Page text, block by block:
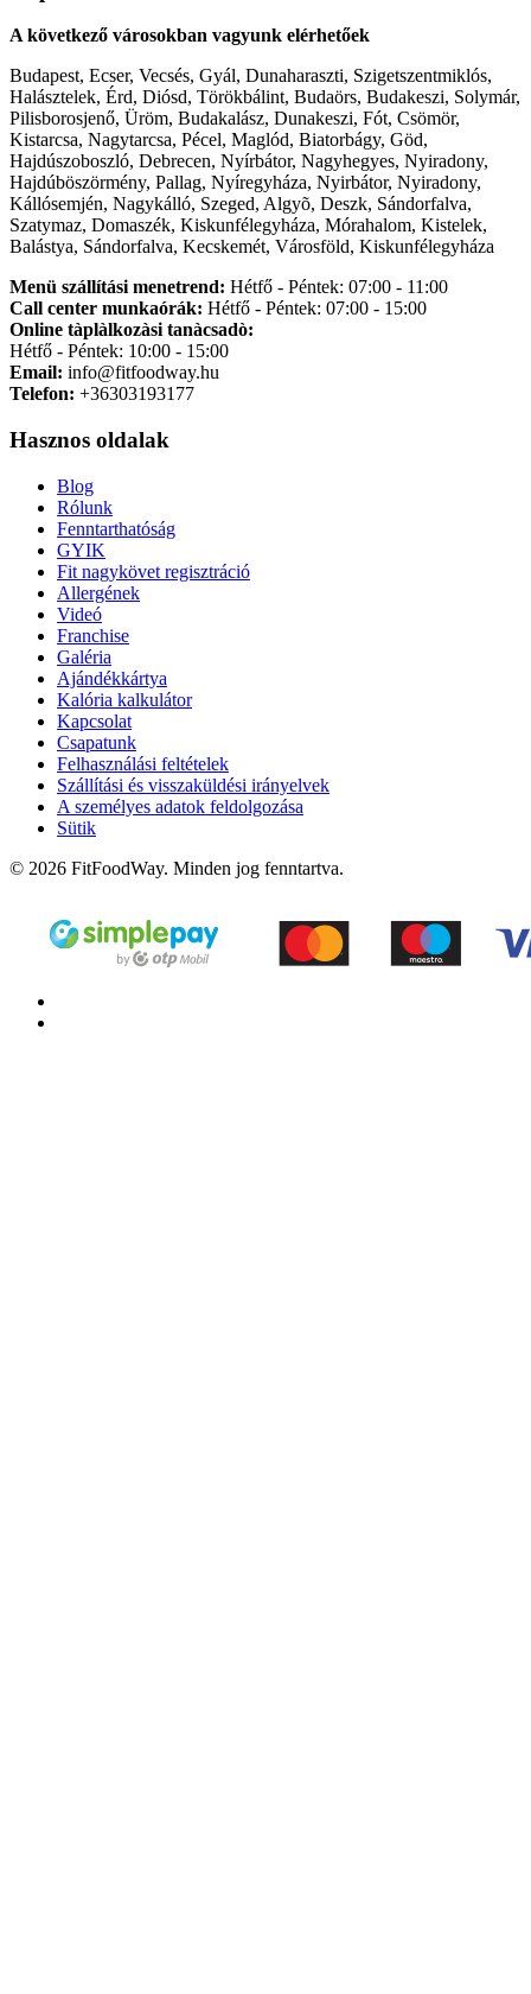
A következő városokban vagyunk elérhetőek
Budapest, Ecser, Vecsés, Gyál, Dunaharaszti, Szigetszentmiklós,
Halásztelek, Érd, Diósd, Törökbálint, Budaörs, Budakeszi, Solymár,
Pilisborosjenő, Üröm, Budakalász, Dunakeszi, Fót, Csömör,
Kistarcsa, Nagytarcsa, Pécel, Maglód, Biatorbágy, Göd,
Hajdúszoboszló, Debrecen, Nyírbátor, Nagyhegyes, Nyiradony,
Hajdúböszörmény, Pallag, Nyíregyháza, Nyirbátor, Nyiradony,
Kállósemjén, Nagykálló, Szeged, Algyõ, Deszk, Sándorfalva,
Szatymaz, Domaszék, Kiskunfélegyháza, Mórahalom, Kistelek,
Balástya, Sándorfalva, Kecskemét, Városföld, Kiskunfélegyháza
Menü szállítási menetrend: Hétfő - Péntek: 07:00 - 11:00
Call center munkaórák: Hétfő - Péntek: 07:00 - 15:00
Online tàplàlkozàsi tanàcsadò:
Hétfő - Péntek: 10:00 - 15:00
Email: info@fitfoodway.hu
Telefon: +36303193177
Hasznos oldalak
Blog
Rólunk
Fenntarthatóság
GYIK
Fit nagykövet regisztráció
Allergének
Videó
Franchise
Galéria
Ajándékkártya
Kalória kalkulátor
Kapcsolat
Csapatunk
Felhasználási feltételek
Szállítási és visszaküldési irányelvek
A személyes adatok feldolgozása
Sütik
© 2026 FitFoodWay. Minden jog fenntartva.